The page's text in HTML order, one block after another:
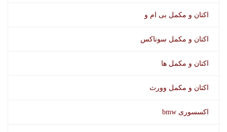
اکتان و مکمل بی ام و
اکتان و مکمل سوناکس
اکتان و مکمل ها
اکتان و مکمل وورث
اکسسوری bmw
شیشه شوی ضدیخ سوناکس